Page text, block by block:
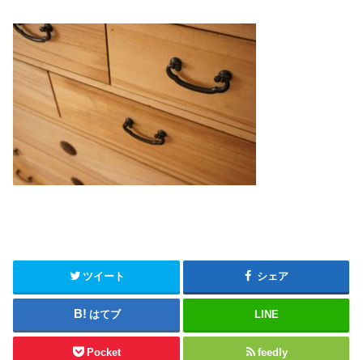
ツイート シェア
はてブ LINE
Pocket feedly